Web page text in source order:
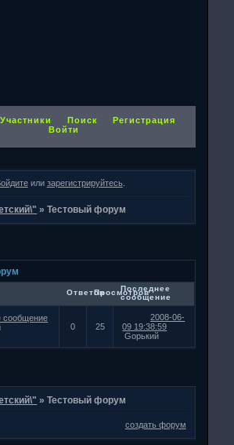
Участники Поиск
Регистрация
Войти
или зарегистрируйтесь.
»Тестовый форум
ОтветовПросмотров
Последнее
сообщение
сообщение
0 25
2008-06-
09 19:38:59
Gорький
»Тестовый форум
создать форум